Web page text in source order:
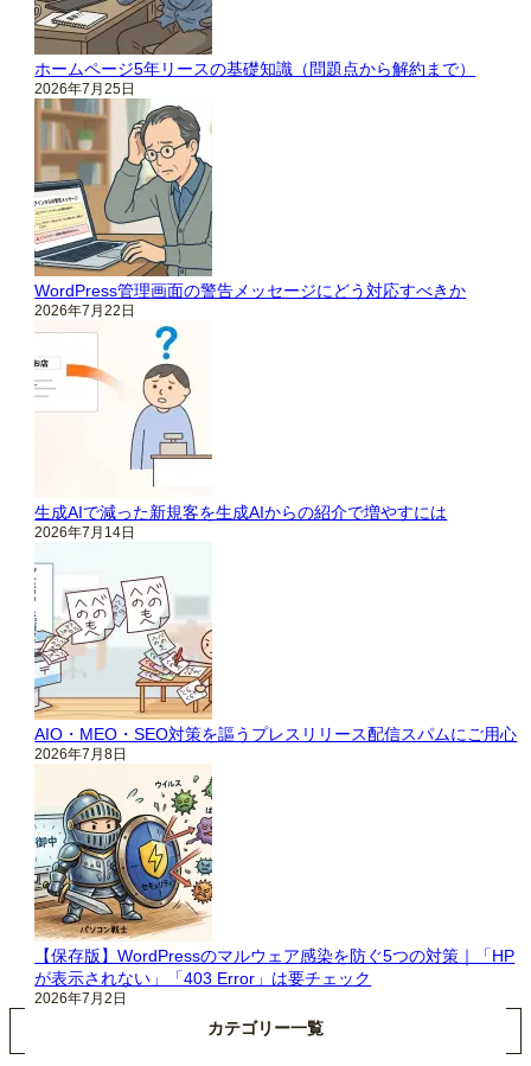
ホームページ5年リースの基礎知識（問題点から解約まで）
2026年7月25日
WordPress管理画面の警告メッセージにどう対応すべきか
2026年7月22日
生成AIで減った新規客を生成AIからの紹介で増やすには
2026年7月14日
AIO・MEO・SEO対策を謳うプレスリリース配信スパムにご用心
2026年7月8日
【保存版】WordPressのマルウェア感染を防ぐ5つの対策｜「HP
が表示されない」「403 Error」は要チェック
2026年7月2日
カテゴリー一覧